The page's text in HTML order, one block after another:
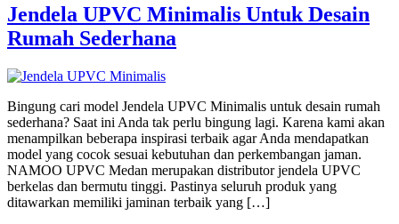
Jendela UPVC Minimalis Untuk Desain
Rumah Sederhana
Bingung cari model Jendela UPVC Minimalis untuk desain rumah
sederhana? Saat ini Anda tak perlu bingung lagi. Karena kami akan
menampilkan beberapa inspirasi terbaik agar Anda mendapatkan
model yang cocok sesuai kebutuhan dan perkembangan jaman.
NAMOO UPVC Medan merupakan distributor jendela UPVC
berkelas dan bermutu tinggi. Pastinya seluruh produk yang
ditawarkan memiliki jaminan terbaik yang […]